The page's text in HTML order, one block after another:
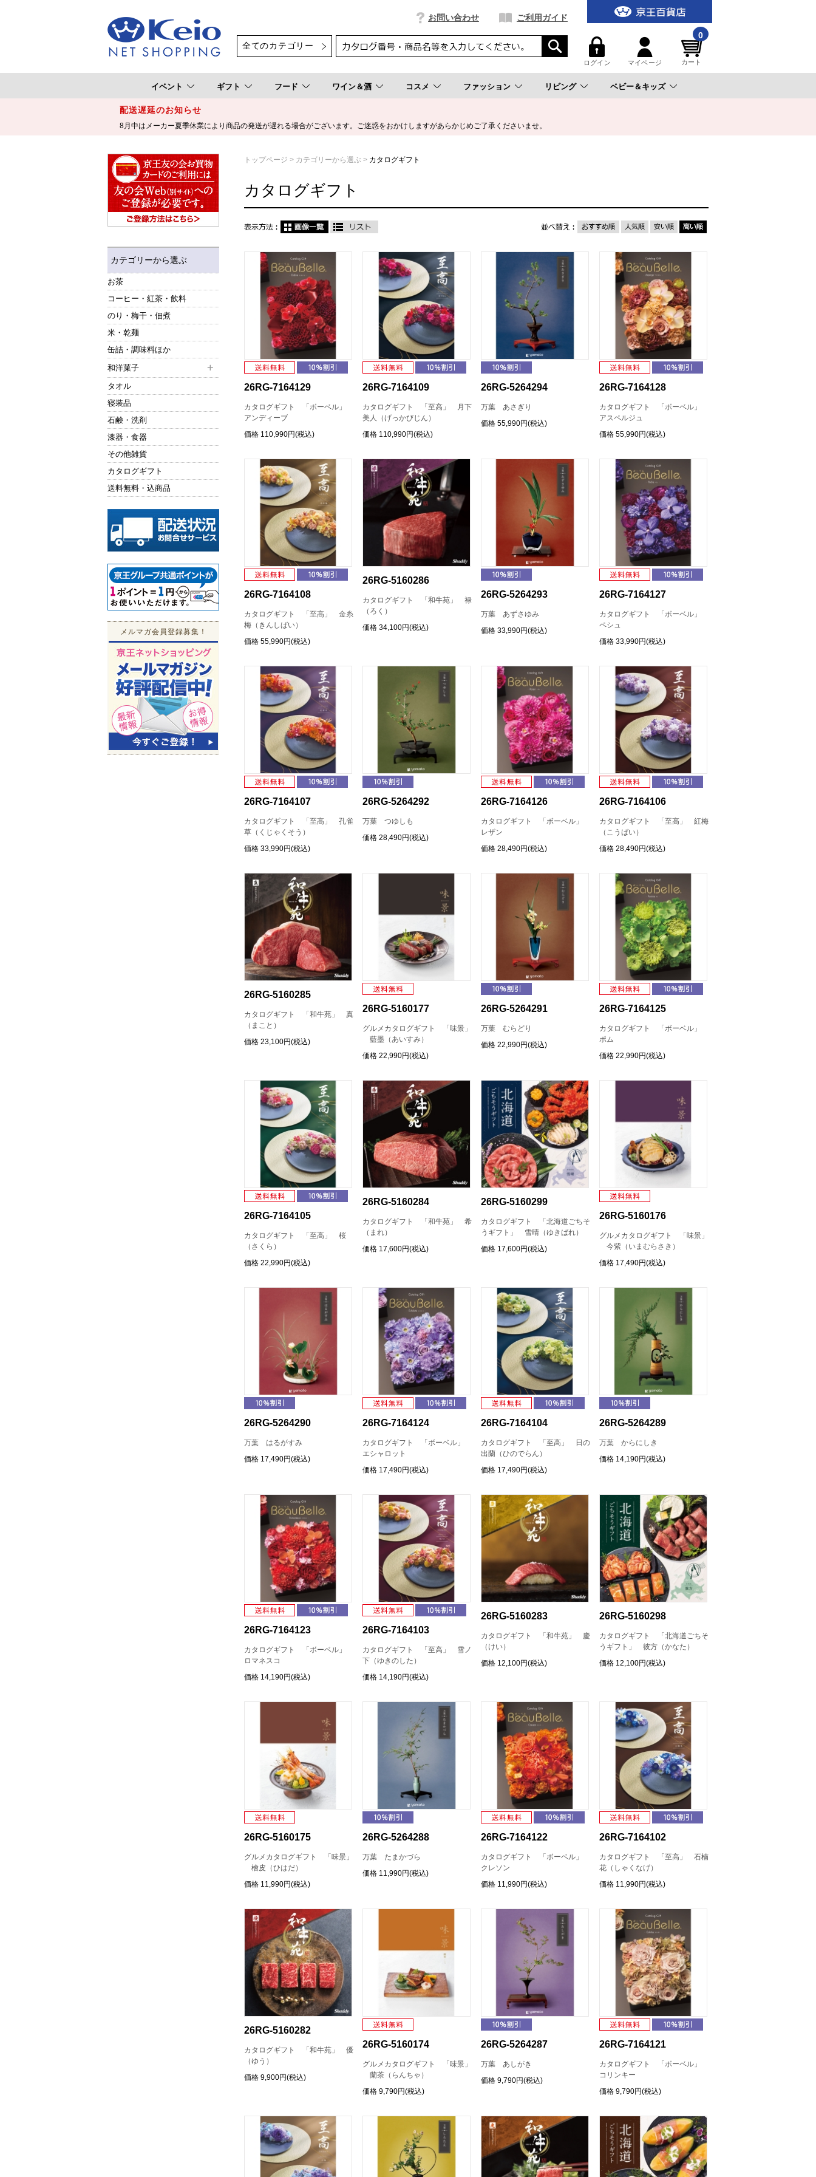
お問い合わせ ご利用ガイド
ログイン マイページ
0
カート
イベント ギフト フード ワイン＆酒 コスメ ファッション リビング ベビー＆キッズ
配送遅延のお知らせ
8月中はメーカー夏季休業により商品の発送が遅れる場合がございます。ご迷惑をおかけしますがあらかじめご了承くださいませ。
カテゴリーから選ぶ
お茶
コーヒー・紅茶・飲料
のり・梅干・佃煮
米・乾麺
缶詰・調味料ほか
和洋菓子
タオル
寝装品
石鹸・洗剤
漆器・食器
その他雑貨
カタログギフト
送料無料・込商品
メルマガ会員登録募集！
トップページ カテゴリーから選ぶ カタログギフト
カタログギフト
26RG-7164129
カタログギフト 「ボーベル」
アンディーブ
価格 110,990円(税込)
26RG-7164109
カタログギフト 「至高」 月下
美人（げっかびじん）
価格 110,990円(税込)
26RG-5264294
万葉 あさぎり
価格 55,990円(税込)
26RG-7164128
カタログギフト 「ボーベル」
アスペルジュ
価格 55,990円(税込)
26RG-7164108
カタログギフト 「至高」 金糸
梅（きんしばい）
価格 55,990円(税込)
26RG-5160286
カタログギフト 「和牛苑」 禄
（ろく）
価格 34,100円(税込)
26RG-5264293
万葉 あずさゆみ
価格 33,990円(税込)
26RG-7164127
カタログギフト 「ボーベル」
ペシュ
価格 33,990円(税込)
26RG-7164107
カタログギフト 「至高」 孔雀
草（くじゃくそう）
価格 33,990円(税込)
26RG-5264292
万葉 つゆしも
価格 28,490円(税込)
26RG-7164126
カタログギフト 「ボーベル」
レザン
価格 28,490円(税込)
26RG-7164106
カタログギフト 「至高」 紅梅
（こうばい）
価格 28,490円(税込)
26RG-5160285
カタログギフト 「和牛苑」 真
（まこと）
価格 23,100円(税込)
26RG-5160177
グルメカタログギフト 「味景」
藍墨（あいすみ）
価格 22,990円(税込)
26RG-5264291
万葉 むらどり
価格 22,990円(税込)
26RG-7164125
カタログギフト 「ボーベル」
ポム
価格 22,990円(税込)
26RG-7164105
カタログギフト 「至高」 桜
（さくら）
価格 22,990円(税込)
26RG-5160284
カタログギフト 「和牛苑」 希
（まれ）
価格 17,600円(税込)
26RG-5160299
カタログギフト 「北海道ごちそ
うギフト」 雪晴（ゆきばれ）
価格 17,600円(税込)
26RG-5160176
グルメカタログギフト 「味景」
今紫（いまむらさき）
価格 17,490円(税込)
26RG-5264290
万葉 はるがすみ
価格 17,490円(税込)
26RG-7164124
カタログギフト 「ボーベル」
エシャロット
価格 17,490円(税込)
26RG-7164104
カタログギフト 「至高」 日の
出蘭（ひのでらん）
価格 17,490円(税込)
26RG-5264289
万葉 からにしき
価格 14,190円(税込)
26RG-7164123
カタログギフト 「ボーベル」
ロマネスコ
価格 14,190円(税込)
26RG-7164103
カタログギフト 「至高」 雪ノ
下（ゆきのした）
価格 14,190円(税込)
26RG-5160283
カタログギフト 「和牛苑」 慶
（けい）
価格 12,100円(税込)
26RG-5160298
カタログギフト 「北海道ごちそ
うギフト」 彼方（かなた）
価格 12,100円(税込)
26RG-5160175
グルメカタログギフト 「味景」
檜皮（ひはだ）
価格 11,990円(税込)
26RG-5264288
万葉 たまかづら
価格 11,990円(税込)
26RG-7164122
カタログギフト 「ボーベル」
クレソン
価格 11,990円(税込)
26RG-7164102
カタログギフト 「至高」 石楠
花（しゃくなげ）
価格 11,990円(税込)
26RG-5160282
カタログギフト 「和牛苑」 優
（ゆう）
価格 9,900円(税込)
26RG-5160174
グルメカタログギフト 「味景」
蘭茶（らんちゃ）
価格 9,790円(税込)
26RG-5264287
万葉 あしがき
価格 9,790円(税込)
26RG-7164121
カタログギフト 「ボーベル」
コリンキー
価格 9,790円(税込)